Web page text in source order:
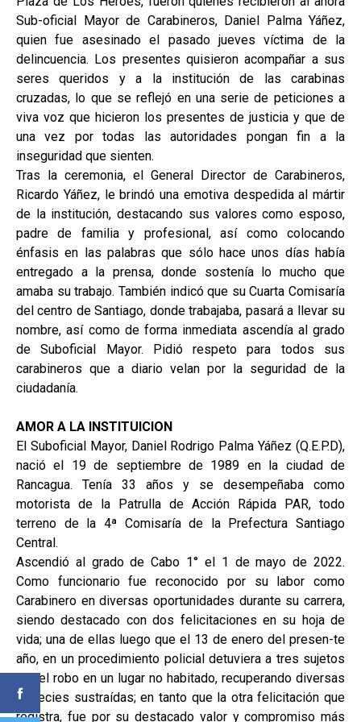
Sub-oficial Mayor de Carabineros, Daniel Palma Yáñez,
quien fue asesinado el pasado jueves víctima de la
delincuencia. Los presentes quisieron acompañar a sus
seres queridos y a la institución de las carabinas
cruzadas, lo que se reflejó en una serie de peticiones a
viva voz que hicieron los presentes de justicia y que de
una vez por todas las autoridades pongan fin a la
inseguridad que sienten.
Tras la ceremonia, el General Director de Carabineros,
Ricardo Yáñez, le brindó una emotiva despedida al mártir
de la institución, destacando sus valores como esposo,
padre de familia y profesional, así como colocando
énfasis en las palabras que sólo hace unos días había
entregado a la prensa, donde sostenía lo mucho que
amaba su trabajo. También indicó que su Cuarta Comisaría
del centro de Santiago, donde trabajaba, pasará a llevar su
nombre, así como de forma inmediata ascendía al grado
de Suboficial Mayor. Pidió respeto para todos sus
carabineros que a diario velan por la seguridad de la
ciudadanía.
AMOR A LA INSTITUICION
El Suboficial Mayor, Daniel Rodrigo Palma Yáñez (Q.E.P.D),
nació el 19 de septiembre de 1989 en la ciudad de
Rancagua. Tenía 33 años y se desempeñaba como
motorista de la Patrulla de Acción Rápida PAR, todo
terreno de la 4ª Comisaría de la Prefectura Santiago
Central.
Ascendió al grado de Cabo 1° el 1 de mayo de 2022.
Como funcionario fue reconocido por su labor como
Carabinero en diversas oportunidades durante su carrera,
siendo destacado con dos felicitaciones en su hoja de
vida; una de ellas luego que el 13 de enero del presen-te
año, en un procedimiento policial detuviera a tres sujetos
por el robo en un lugar no habitado, recuperando diversas
especies sustraídas; en tanto que la otra felicitación que
registra, fue por su destacado valor y compromiso más